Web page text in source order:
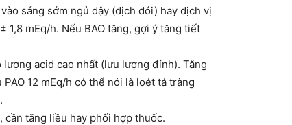
sáng sớm ngủ dậy (dịch đói) hay dịch vị
1,8 mEq/h. Nếu BAO tăng, gợi ý tăng tiết
acid cao nhất (lưu lượng đỉnh). Tăng
12 mEq/h có thể nói là loét tá tràng
cần tăng liều hay phối hợp thuốc.